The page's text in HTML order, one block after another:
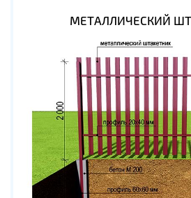
МЕТАЛЛИЧЕСКИЙ